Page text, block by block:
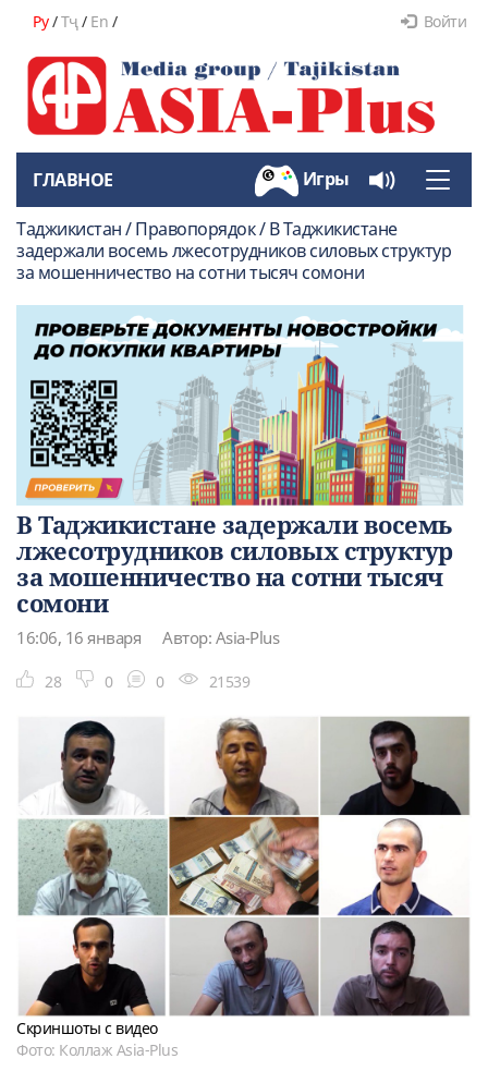
Ру/Тҷ/ En / Войти
Toggle
ГЛАВНОЕ Игры
Таджикистан / Правопорядок / В Таджикистане
задержали восемь лжесотрудников силовых структур
за мошенничество на сотни тысяч сомони
В Таджикистане задержали восемь
лжесотрудников силовых структур
за мошенничество на сотни тысяч
сомони
16:06, 16 января Автор: Asia-Plus
28 0 0 21539
Скриншоты с видео
Фото: Коллаж Asia-Plus